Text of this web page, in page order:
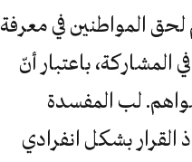
المواطنين في معرفة
باعتبار أنّ
لب المفسدة
القرار بشكل انفرادي